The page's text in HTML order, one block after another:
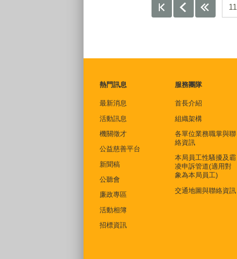
11
熱門訊息
最新消息
活動訊息
機關徵才
公益慈善平台
新聞稿
公聽會
廉政專區
活動相簿
招標資訊
服務團隊
首長介紹
組織架構
各單位業務職掌與聯
絡資訊
本局員工性騷擾及霸
凌申訴管道(適用對
象為本局員工)
交通地圖與聯絡資訊